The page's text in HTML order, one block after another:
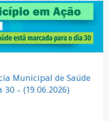
Municipal de Saúde
– (19.06.2026)